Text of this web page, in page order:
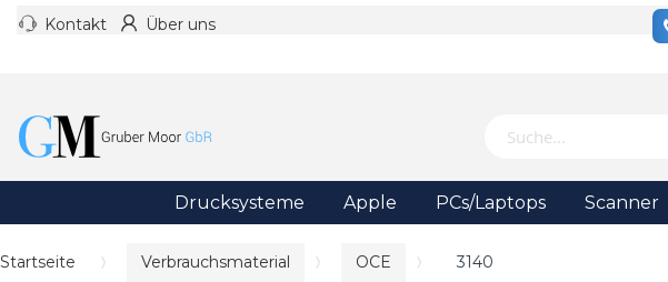
Kontakt Über uns
Drucksysteme Apple PCs/Laptops Scanner
Startseite Verbrauchsmaterial OCE 3140